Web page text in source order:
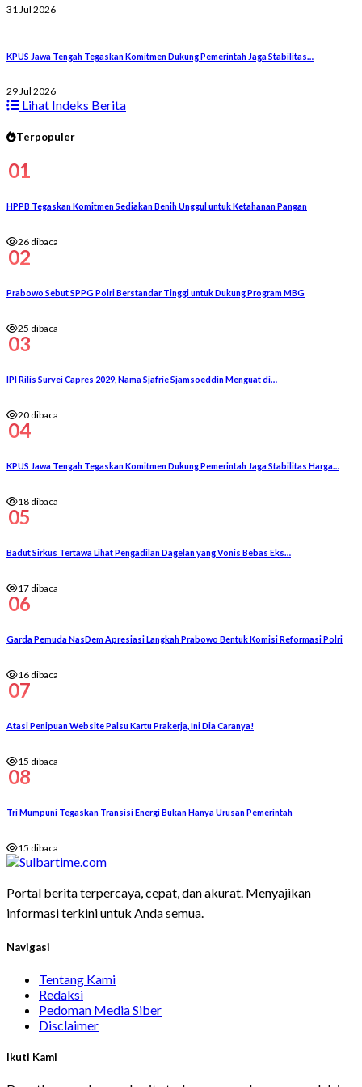
31 Jul 2026
KPUS Jawa Tengah Tegaskan Komitmen Dukung Pemerintah Jaga Stabilitas…
29 Jul 2026
Lihat Indeks Berita
Terpopuler
01
HPPB Tegaskan Komitmen Sediakan Benih Unggul untuk Ketahanan Pangan
26 dibaca
02
Prabowo Sebut SPPG Polri Berstandar Tinggi untuk Dukung Program MBG
25 dibaca
03
IPI Rilis Survei Capres 2029, Nama Sjafrie Sjamsoeddin Menguat di…
20 dibaca
04
KPUS Jawa Tengah Tegaskan Komitmen Dukung Pemerintah Jaga Stabilitas Harga…
18 dibaca
05
Badut Sirkus Tertawa Lihat Pengadilan Dagelan yang Vonis Bebas Eks…
17 dibaca
06
Garda Pemuda NasDem Apresiasi Langkah Prabowo Bentuk Komisi Reformasi Polri
16 dibaca
07
Atasi Penipuan Website Palsu Kartu Prakerja, Ini Dia Caranya!
15 dibaca
08
Tri Mumpuni Tegaskan Transisi Energi Bukan Hanya Urusan Pemerintah
15 dibaca
Portal berita terpercaya, cepat, dan akurat. Menyajikan
informasi terkini untuk Anda semua.
Navigasi
Tentang Kami
Redaksi
Pedoman Media Siber
Disclaimer
Ikuti Kami